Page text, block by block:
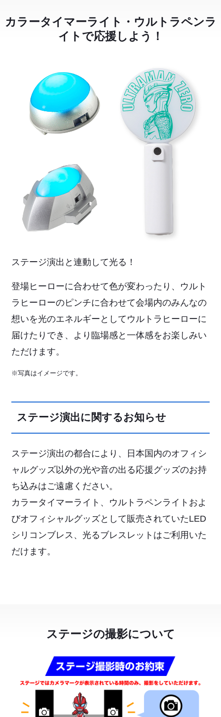
カラータイマーライト・ウルトラペンラ
イトで応援しよう！
ステージ演出と連動して光る！
登場ヒーローに合わせて色が変わったり、ウルト
ラヒーローのピンチに合わせて会場内のみんなの
想いを光のエネルギーとしてウルトラヒーローに
届けたりでき、より臨場感と一体感をお楽しみい
ただけます。
※写真はイメージです。
ステージ演出に関するお知らせ
ステージ演出の都合により、日本国内のオフィシ
ャルグッズ以外の光や音の出る応援グッズのお持
ち込みはご遠慮ください。
カラータイマーライト、ウルトラペンライトおよ
びオフィシャルグッズとして販売されていたLED
シリコンブレス、光るブレスレットはご利用いた
だけます。
ステージの撮影について